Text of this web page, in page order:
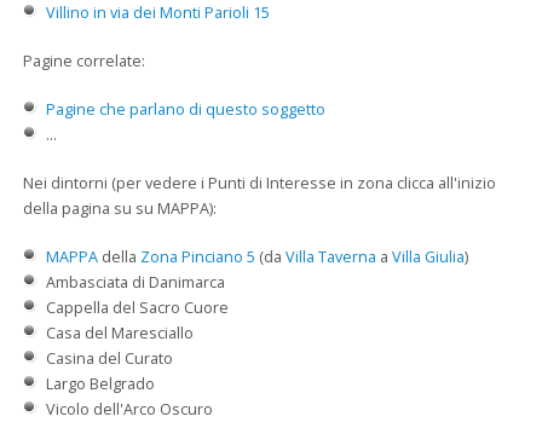
Villino in via dei Monti Parioli 15
Pagine correlate:
Pagine che parlano di questo soggetto
...
Nei dintorni (per vedere i Punti di Interesse in zona clicca all'inizio
della pagina su su MAPPA):
MAPPAdella Zona Pinciano 5 (da Villa Taverna a Villa Giulia)
Ambasciata di Danimarca
Cappella del Sacro Cuore
Casa del Maresciallo
Casina del Curato
Largo Belgrado
Vicolo dell'Arco Oscuro